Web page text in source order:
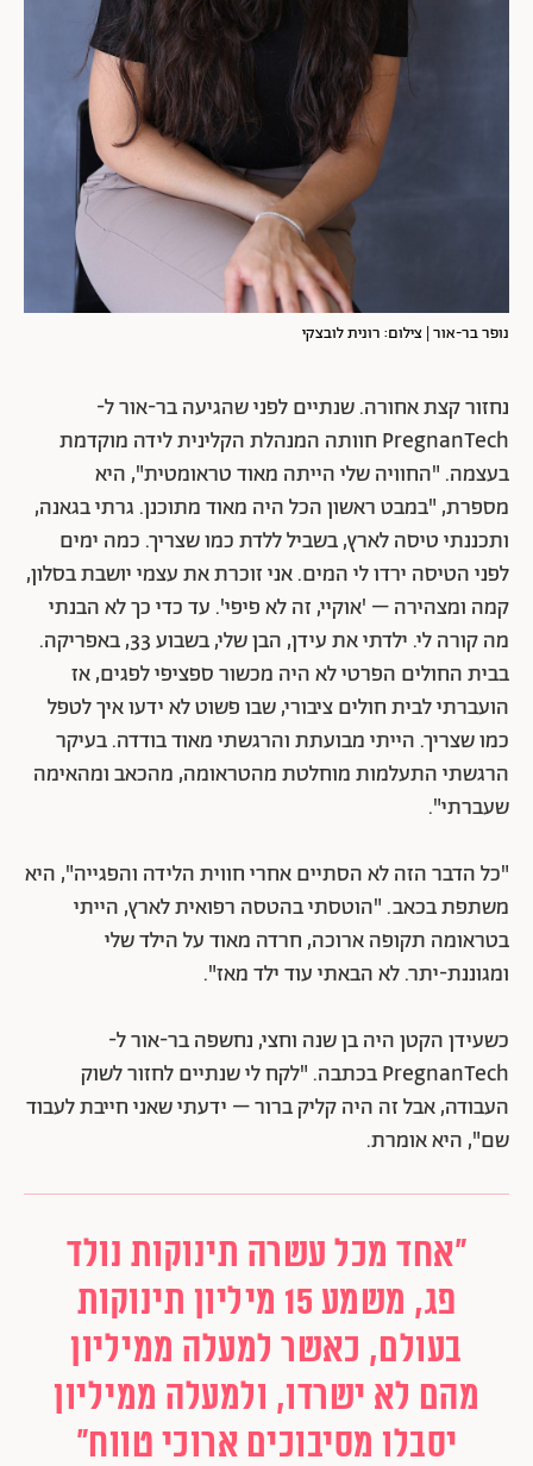
נופר בר-אור | צילום: רונית לובצקי
נחזור קצת אחורה. שנתיים לפני שהגיעה בר-אור ל-
PregnanTech חוותה המנהלת הקלינית לידה מוקדמת
בעצמה. "החוויה שלי הייתה מאוד טראומטית", היא
מספרת, "במבט ראשון הכל היה מאוד מתוכנן. גרתי בגאנה,
ותכננתי טיסה לארץ, בשביל ללדת כמו שצריך. כמה ימים
לפני הטיסה ירדו לי המים. אני זוכרת את עצמי יושבת בסלון,
קמה ומצהירה – 'אוקיי, זה לא פיפי'. עד כדי כך לא הבנתי
מה קורה לי. ילדתי את עידן, הבן שלי, בשבוע 33, באפריקה.
בבית החולים הפרטי לא היה מכשור ספציפי לפגים, אז
הועברתי לבית חולים ציבורי, שבו פשוט לא ידעו איך לטפל
כמו שצריך. הייתי מבועתת והרגשתי מאוד בודדה. בעיקר
הרגשתי התעלמות מוחלטת מהטראומה, מהכאב ומהאימה
שעברתי".
"כל הדבר הזה לא הסתיים אחרי חווית הלידה והפגייה", היא
משתפת בכאב. "הוטסתי בהטסה רפואית לארץ, הייתי
בטראומה תקופה ארוכה, חרדה מאוד על הילד שלי
ומגוננת-יתר. לא הבאתי עוד ילד מאז".
כשעידן הקטן היה בן שנה וחצי, נחשפה בר-אור ל-
PregnanTech בכתבה. "לקח לי שנתיים לחזור לשוק
העבודה, אבל זה היה קליק ברור – ידעתי שאני חייבת לעבוד
שם", היא אומרת.
"אחד מכל עשרה תינוקות נולד
פג, משמע 15 מיליון תינוקות
בעולם, כאשר למעלה ממיליון
מהם לא ישרדו, ולמעלה ממיליון
יסבלו מסיבוכים ארוכי טווח"